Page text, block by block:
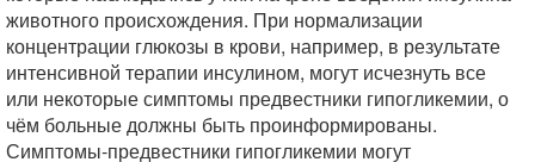
животного происхождения. При нормализации
концентрации глюкозы в крови, например, в результате
интенсивной терапии инсулином, могут исчезнуть все
или некоторые симптомы предвестники гипогликемии, о
чём больные должны быть проинформированы.
Симптомы-предвестники гипогликемии могут